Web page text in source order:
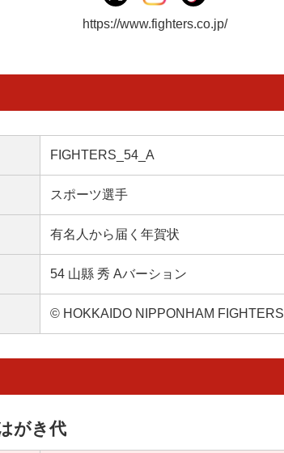
https://www.fighters.co.jp/
FIGHTERS_54_A
スポーツ選手
有名人から届く年賀状
54 山縣 秀 Aバーション
© HOKKAIDO NIPPONHAM FIGHTERS
がき代